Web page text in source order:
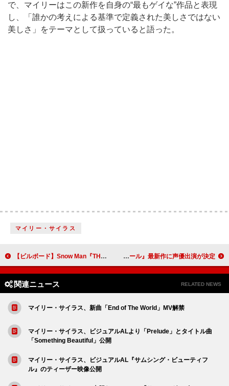
で、マイリーはこの新作を自身の“最もゲイな”作品と表現
し、「誰かの考えによる基準で定義された美しさではない
美しさ」をテーマとして扱っていると語った。
マイリー・サイラス
【ビルボード】Snow Man『THE BEST 2020 – 2025』が4週連続の総合アルバム首位 櫻坂46が2位に続く スヌープ・ドッグ、映画『パウ・パトロール』最新作に声優出演が決定
関連ニュース RELATED NEWS
マイリー・サイラス、新曲「End of The World」MV解禁
マイリー・サイラス、ビジュアルALより「Prelude」とタイトル曲
「Something Beautiful」公開
マイリー・サイラス、ビジュアルAL『サムシング・ビューティフ
ル』のティーザー映像公開